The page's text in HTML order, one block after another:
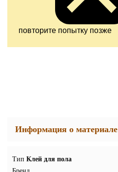
повторите попытку позже
Информация о материале
Тип Клей для пола